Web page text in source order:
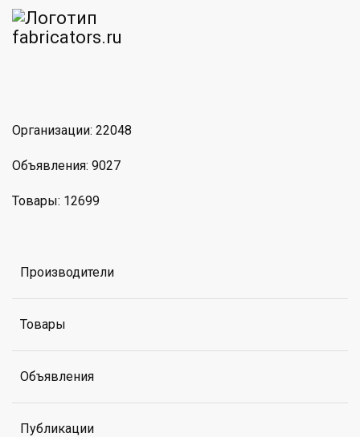
Организации: 22048
Объявления: 9027
Товары: 12699
Производители
Товары
Объявления
Публикации